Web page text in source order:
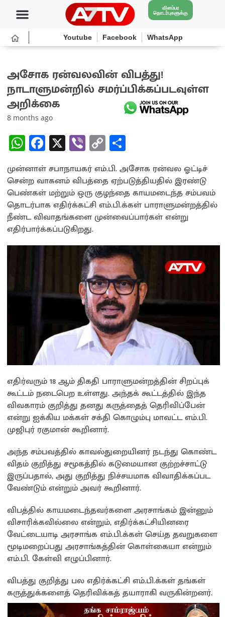
விளம்பர
தொடர்புகளுக்கு
Youtube Facebook WhatsApp
அசோக ரன்வலவின் விபத்து!
நாடாளுமன்றில் சமர்ப்பிக்கப்படவுள்ள
அறிக்கை
8 months ago
W
h
at
sA
p
p
Fa
ce
b
o
o
k
X Vi
b
er
C
o
py
Li
n
k
h
ar
e
முன்னாள் சபாநாயகர் எம்.பி. அசோக ரன்வல ஓட்டிச்
சென்ற வாகனம் விபத்தை ஏற்படுத்தியதில் இரண்டு
பெண்கள் மற்றும் ஒரு குழந்தை காயமடைந்த சம்பவம்
தொடர்பாக எதிர்க்கட்சி எம்.பி.க்கள் பாராளுமன்றத்தில்
நீண்ட விவாதங்களை முன்வைப்பார்கள் என்று
எதிர்பார்க்கப்படுகிறது.
எதிர்வரும் 18 ஆம் திகதி பாராளுமன்றத்தின் சிறப்புக்
கூட்டம் நடைபெற உள்ளது. அந்தக் கூட்டத்தில் இந்த
விவகாரம் குறித்து தனது கருத்தைத் தெரிவிப்பேன்
என்று ஐக்கிய மக்கள் சக்தி கொழும்பு மாவட்ட எம்.பி.
முஜிபுர் ரகுமான் கூறினார்.
அந்த சம்பவத்தில் காவல்துறையினர் நடந்து கொண்ட
விதம் குறித்து சமூகத்தில் கடுமையான குற்றச்சாட்டு
இருப்பதால், அது குறித்து நிச்சயமாக விவாதிக்கப்பட
வேண்டும் என்றும் அவர் கூறினார்.
விபத்தில் காயமடைந்தவர்களை அரசாங்கம் இன்னும்
விசாரிக்கவில்லை என்றும், எதிர்க்கட்சியினரை
வேட்டையாடி அரசாங்க எம்.பி.க்கள் செய்த தவறுகளை
மூடிமறைப்பது அரசாங்கத்தின் கொள்கையா என்றும்
எம்.பி. கேள்வி எழுப்பினார்.
விபத்து குறித்து பல எதிர்க்கட்சி எம்.பி.க்கள் தங்கள்
கருத்துக்களைத் தெரிவிக்கத் தயாராகி வருகின்றனர்.